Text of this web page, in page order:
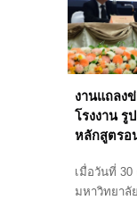
งานแถลง
โรงงาน รู
หลักสูตรอ
เมื่อวันที่
มหาวิทยาลั